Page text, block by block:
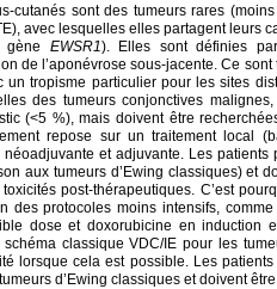
cutanés sont des tumeurs rares
avec lesquelles elles partagent leurs
gène EWSR1). Elles sont définies
de l’aponévrose sous-jacente. Ce
tropisme particulier pour les sites
des tumeurs conjonctives
(<5 %), mais doivent être
repose sur un traitement local
et adjuvante. Les patients
aux tumeurs d’Ewing classiques) et
post-thérapeutiques. C’est
des protocoles moins intensifs,
dose et doxorubicine en induction
schéma classique VDC/IE pour les
lorsque cela est possible. Les
d’Ewing classiques et doivent